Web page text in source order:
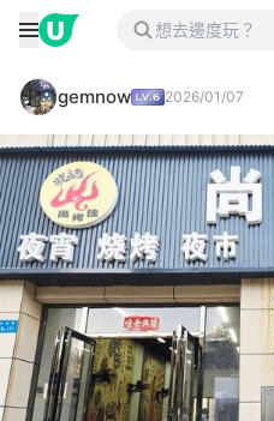
gemnow 2026/01/07